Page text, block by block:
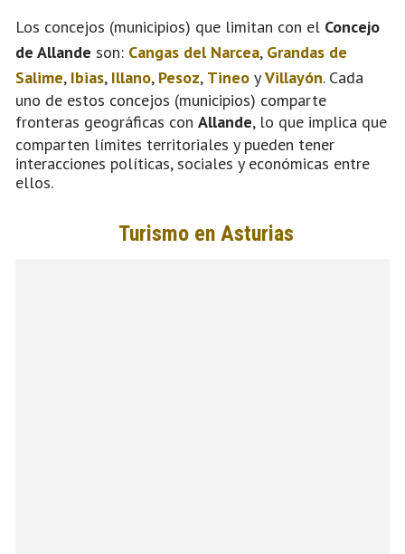
Los concejos (municipios) que limitan con el Concejo
de Allande son: Cangas del Narcea, Grandas de
Salime, Ibias, Illano, Pesoz, Tineo yVillayón. Cada
uno de estos concejos (municipios) comparte
fronteras geográficas con Allande, lo que implica que
comparten límites territoriales y pueden tener
interacciones políticas, sociales y económicas entre
ellos.